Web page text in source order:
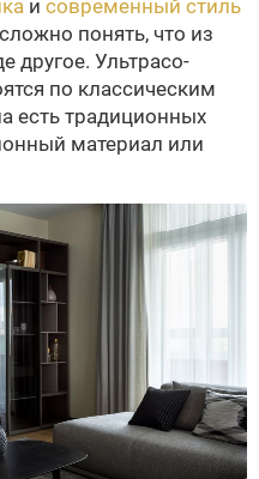
и современный стиль
понять, что из
другое. Ультрасо­
по классическим
есть традиционных
материал или